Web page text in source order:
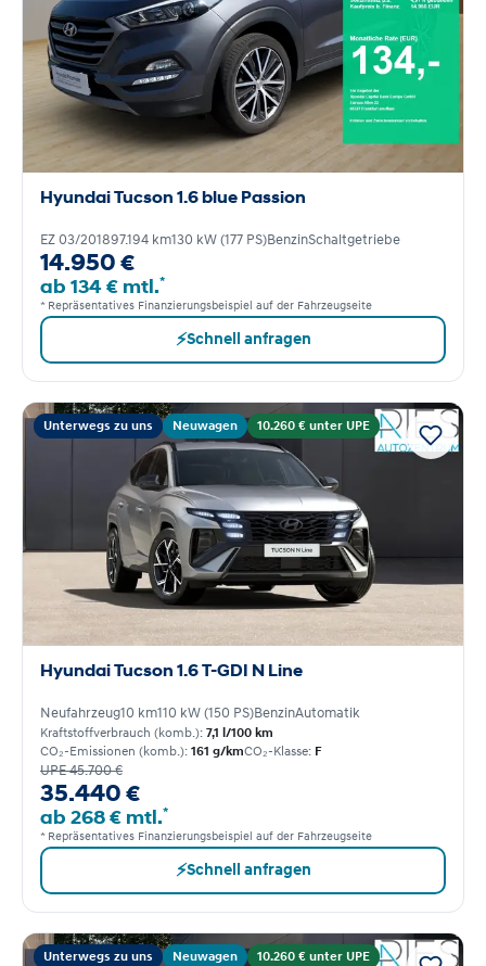
Hyundai Tucson 1.6 blue Passion
EZ 03/201897.194 km130 kW (177 PS)BenzinSchaltgetriebe
14.950 €
ab 134 € mtl.*
* Repräsentatives Finanzierungsbeispiel auf der Fahrzeugseite
⚡Schnell anfragen
Unterwegs zu uns Neuwagen 10.260 € unter UPE
Hyundai Tucson 1.6 T-GDI N Line
Neufahrzeug10 km110 kW (150 PS)BenzinAutomatik
Kraftstoffverbrauch (komb.): 7,1 l/100 km
CO₂-Emissionen (komb.): 161 g/kmCO₂-Klasse: F
UPE 45.700 €
35.440 €
ab 268 € mtl.*
* Repräsentatives Finanzierungsbeispiel auf der Fahrzeugseite
⚡Schnell anfragen
Unterwegs zu uns Neuwagen 10.260 € unter UPE